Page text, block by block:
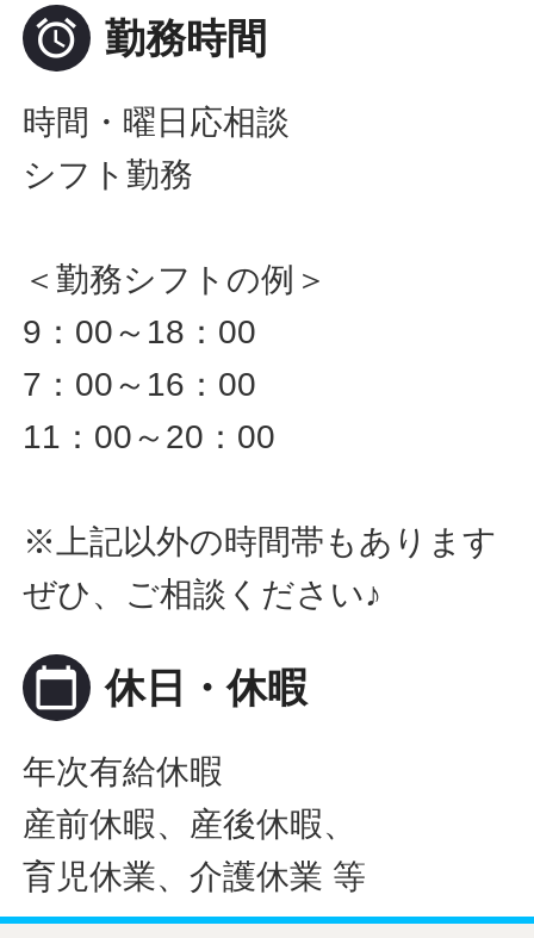
 勤務時間
時間・曜日応相談
シフト勤務
＜勤務シフトの例＞
9：00～18：00
7：00～16：00
11：00～20：00
※上記以外の時間帯もあります
ぜひ、ご相談ください♪
calendar_today 休日・休暇
年次有給休暇
産前休暇、産後休暇、
育児休業、介護休業 等